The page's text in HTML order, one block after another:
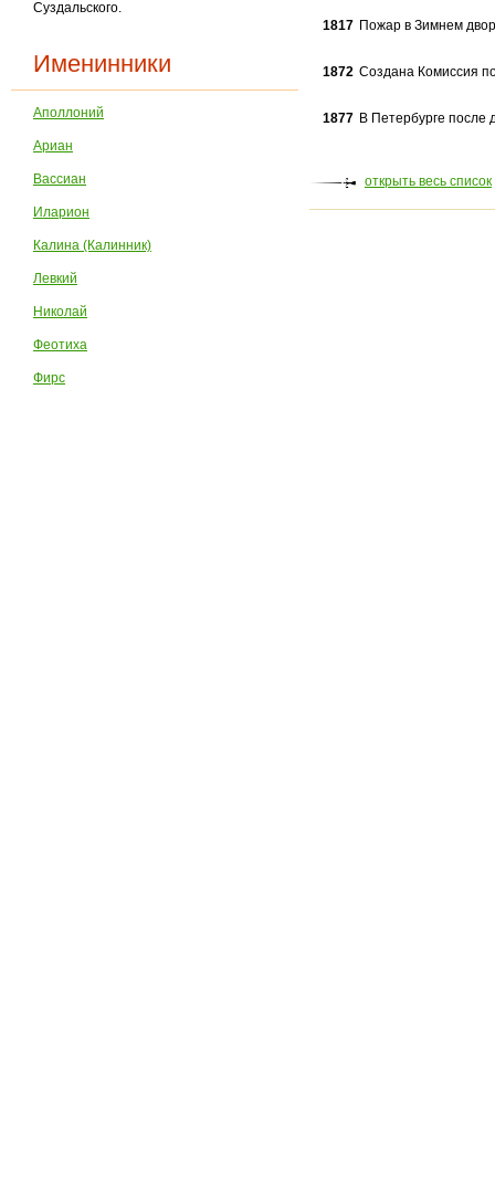
Суздальского.
Именинники
Аполлоний
Ариан
Вассиан
Иларион
Калина (Калинник)
Левкий
Николай
Феотиха
Фирс
1817 Пожар в Зимнем
1872 Создана Комиссия
1877 В Петербурге после
открыть весь список